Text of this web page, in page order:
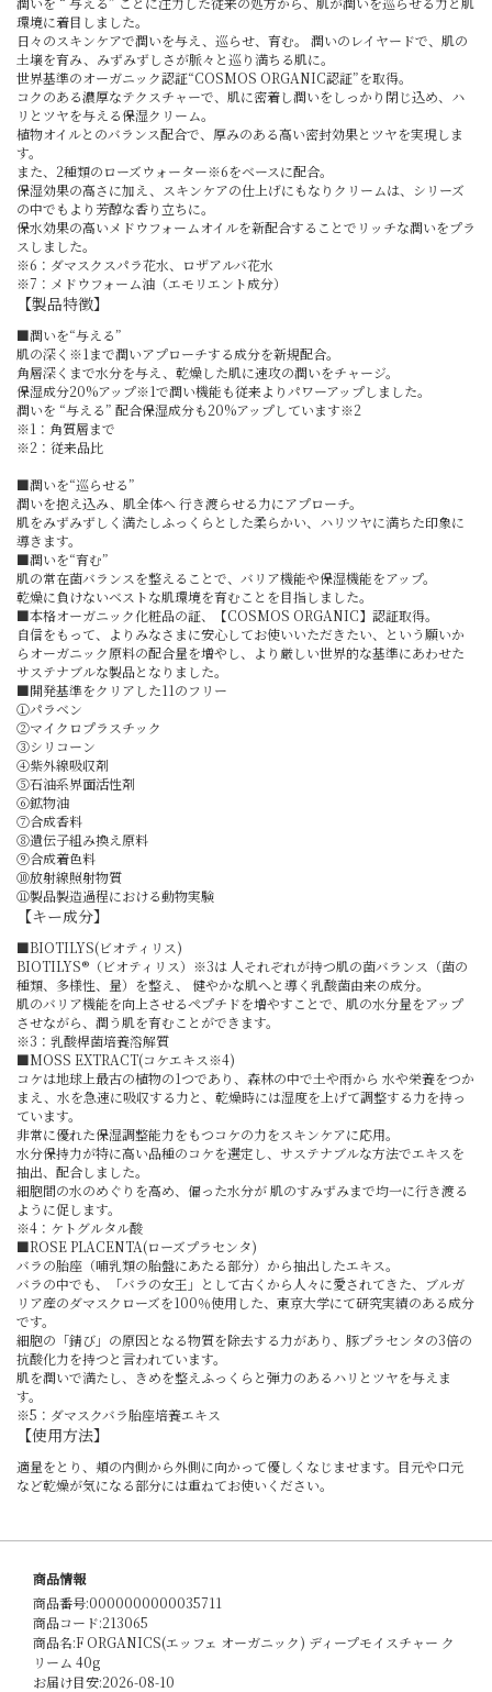
環境に着目しました。
日々のスキンケアで潤いを与え、巡らせ、育む。 潤いのレイヤードで、肌の
土壌を育み、みずみずしさが脈々と巡り満ちる肌に。
世界基準のオーガニック認証“COSMOS ORGANIC認証”を取得。
コクのある濃厚なテクスチャーで、肌に密着し潤いをしっかり閉じ込め、ハ
リとツヤを与える保湿クリーム。
植物オイルとのバランス配合で、厚みのある高い密封効果とツヤを実現しま
す。
また、2種類のローズウォーター※6をベースに配合。
保湿効果の高さに加え、スキンケアの仕上げにもなりクリームは、シリーズ
の中でもより芳醇な香り立ちに。
保水効果の高いメドウフォームオイルを新配合することでリッチな潤いをプラ
スしました。
※6：ダマスクスパラ花水、ロザアルバ花水
※7：メドウフォーム油（エモリエント成分）
【製品特徴】
■潤いを“与える”
肌の深く※1まで潤いアプローチする成分を新規配合。
角層深くまで水分を与え、乾燥した肌に速攻の潤いをチャージ。
保湿成分20%アップ※1で潤い機能も従来よりパワーアップしました。
潤いを “与える” 配合保湿成分も20%アップしています※2
※1：角質層まで
※2：従来品比
■潤いを“巡らせる”
潤いを抱え込み、肌全体へ 行き渡らせる力にアプローチ。
肌をみずみずしく満たしふっくらとした柔らかい、ハリツヤに満ちた印象に
導きます。
■潤いを“育む”
肌の常在菌バランスを整えることで、バリア機能や保湿機能をアップ。
乾燥に負けないベストな肌環境を育むことを目指しました。
■本格オーガニック化粧品の証、【COSMOS ORGANIC】認証取得。
自信をもって、よりみなさまに安心してお使いいただきたい、という願いか
らオーガニック原料の配合量を増やし、より厳しい世界的な基準にあわせた
サステナブルな製品となりました。
■開発基準をクリアした11のフリー
①パラベン
②マイクロプラスチック
③シリコーン
④紫外線吸収剤
⑤石油系界面活性剤
⑥鉱物油
⑦合成香料
⑧遺伝子組み換え原料
⑨合成着色料
⑩放射線照射物質
⑪製品製造過程における動物実験
【キー成分】
■BIOTILYS(ビオティリス)
BIOTILYS®（ビオティリス）※3は 人それぞれが持つ肌の菌バランス（菌の
種類、多様性、量）を整え、 健やかな肌へと導く乳酸菌由来の成分。
肌のバリア機能を向上させるペプチドを増やすことで、肌の水分量をアップ
させながら、潤う肌を育むことができます。
※3：乳酸桿菌培養溶解質
■MOSS EXTRACT(コケエキス※4)
コケは地球上最古の植物の1つであり、森林の中で土や雨から 水や栄養をつか
まえ、水を急速に吸収する力と、乾燥時には湿度を上げて調整する力を持っ
ています。
非常に優れた保湿調整能力をもつコケの力をスキンケアに応用。
水分保持力が特に高い品種のコケを選定し、サステナブルな方法でエキスを
抽出、配合しました。
細胞間の水のめぐりを高め、偏った水分が 肌のすみずみまで均一に行き渡る
ように促します。
※4：ケトグルタル酸
■ROSE PLACENTA(ローズプラセンタ)
バラの胎座（哺乳類の胎盤にあたる部分）から抽出したエキス。
バラの中でも、「バラの女王」として古くから人々に愛されてきた、ブルガ
リア産のダマスクローズを100％使用した、東京大学にて研究実績のある成分
です。
細胞の「錆び」の原因となる物質を除去する力があり、豚プラセンタの3倍の
抗酸化力を持つと言われています。
肌を潤いで満たし、きめを整えふっくらと弾力のあるハリとツヤを与えま
す。
※5：ダマスクバラ胎座培養エキス
【使用方法】
適量をとり、頬の内側から外側に向かって優しくなじませます。目元や口元
など乾燥が気になる部分には重ねてお使いください。
商品情報
商品番号:0000000000035711
商品コード:213065
商品名:F ORGANICS(エッフェ オーガニック) ディープモイスチャー ク
リーム 40g
お届け目安:2026-08-10